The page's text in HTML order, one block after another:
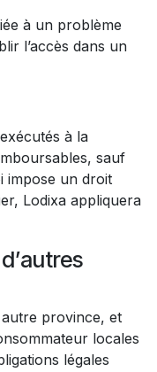
à un problème
l’accès dans un
à la
sauf
impose un droit
Lodixa appliquera
province, et
locales
légales